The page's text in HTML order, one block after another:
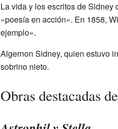
La vida y los escritos de
«poesía en acción». En 1858,
ejemplo».
Algernon Sidney, quien estuvo
sobrino nieto.
Obras destacadas